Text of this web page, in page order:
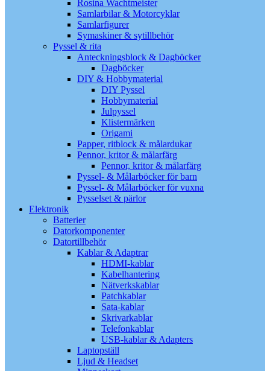
Rosina Wachtmeister
Samlarbilar & Motorcyklar
Samlarfigurer
Symaskiner & sytillbehör
Pyssel & rita
Anteckningsblock & Dagböcker
Dagböcker
DIY & Hobbymaterial
DIY Pyssel
Hobbymaterial
Julpyssel
Klistermärken
Origami
Papper, ritblock & målardukar
Pennor, kritor & målarfärg
Pennor, kritor & målarfärg
Pyssel- & Målarböcker för barn
Pyssel- & Målarböcker för vuxna
Pysselset & pärlor
Elektronik
Batterier
Datorkomponenter
Datortillbehör
Kablar & Adaptrar
HDMI-kablar
Kabelhantering
Nätverkskablar
Patchkablar
Sata-kablar
Skrivarkablar
Telefonkablar
USB-kablar & Adapters
Laptopställ
Ljud & Headset